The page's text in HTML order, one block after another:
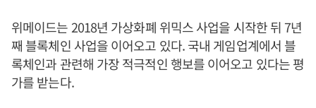
위메이드는 2018년 가상화폐 위믹스 사업을 시작한 뒤 7년
째 블록체인 사업을 이어오고 있다. 국내 게임업계에서 블
록체인과 관련해 가장 적극적인 행보를 이어오고 있다는 평
가를 받는다.